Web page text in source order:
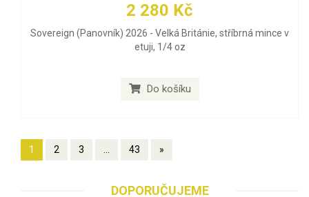
2 280 Kč
Sovereign (Panovník) 2026 - Velká Británie, stříbrná mince v
etuji, 1/4 oz
Do košíku
1 2 3 ... 43 »
DOPORUČUJEME